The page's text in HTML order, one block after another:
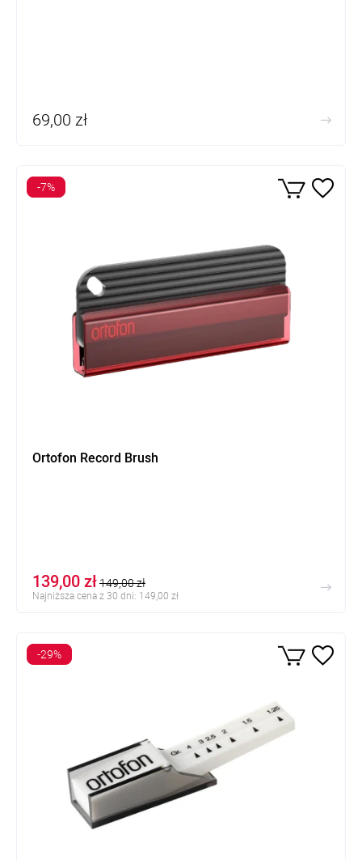
69,00 zł
Ortofon Record Brush
139,00 zł149,00 zł
Najniższa cena z 30 dni: 149,00 zł
-7%
-29%